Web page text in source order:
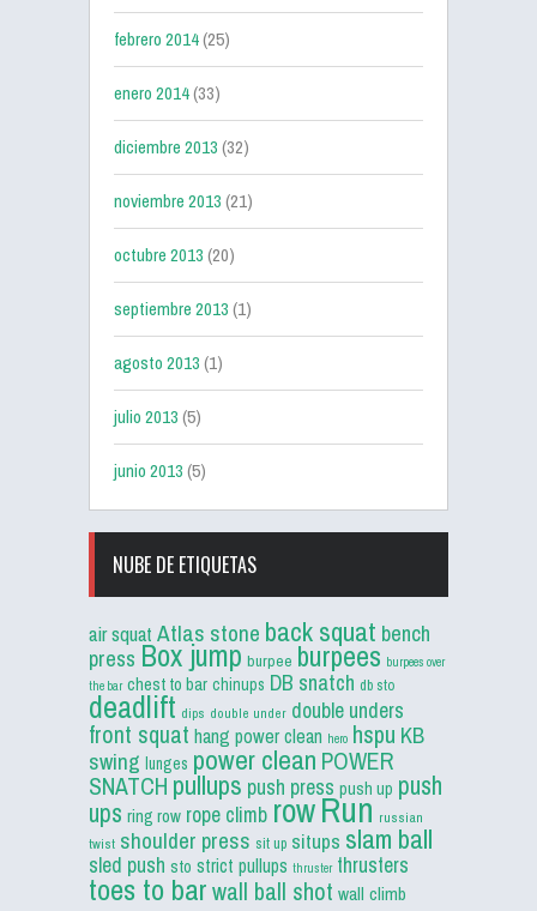
febrero 2014(25)
enero 2014(33)
diciembre 2013(32)
noviembre 2013(21)
octubre 2013(20)
septiembre 2013(1)
agosto 2013(1)
julio 2013(5)
junio 2013(5)
NUBE DE ETIQUETAS
air squat Atlas stone back squat bench
press Box jump burpee burpees burpees over
the bar chest to bar chinups DB snatch db sto
deadlift dips double under double unders
front squat hang power clean hero hspu KB
swing lunges power clean POWER
SNATCH pullups push press push up push
ups ring row rope climb rowRun russian
twist shoulder press sit up situps slam ball
sled push sto strict pullups thruster thrusters
toes to barwall ball shot wall climb